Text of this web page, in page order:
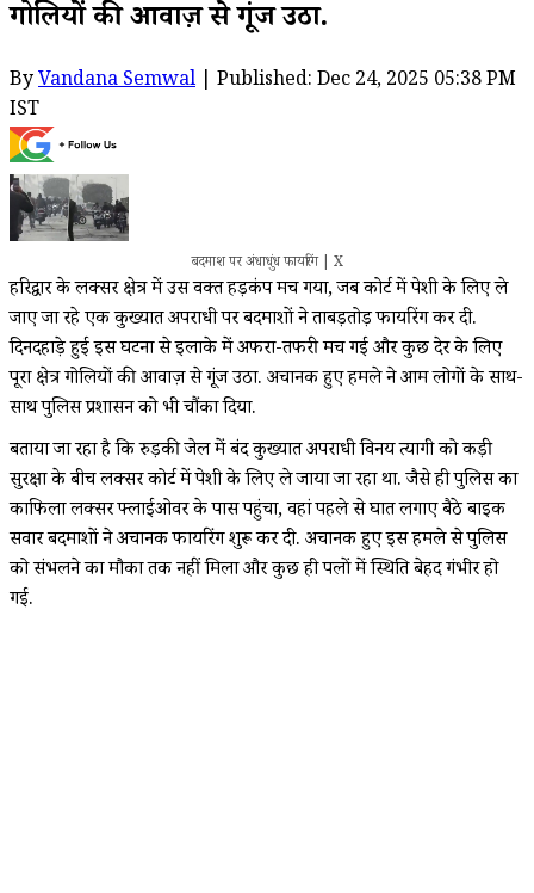
गोलियों की आवाज़ से गूंज उठा.
ByVandana Semwal | Published: Dec 24, 2025 05:38 PM
IST
बदमाश पर अंधाधुंध फायरिंग | X
हरिद्वार के लक्सर क्षेत्र में उस वक्त हड़कंप मच गया, जब कोर्ट में पेशी के लिए ले
जाए जा रहे एक कुख्यात अपराधी पर बदमाशों ने ताबड़तोड़ फायरिंग कर दी.
दिनदहाड़े हुई इस घटना से इलाके में अफरा-तफरी मच गई और कुछ देर के लिए
पूरा क्षेत्र गोलियों की आवाज़ से गूंज उठा. अचानक हुए हमले ने आम लोगों के साथ-
साथ पुलिस प्रशासन को भी चौंका दिया.
बताया जा रहा है कि रुड़की जेल में बंद कुख्यात अपराधी विनय त्यागी को कड़ी
सुरक्षा के बीच लक्सर कोर्ट में पेशी के लिए ले जाया जा रहा था. जैसे ही पुलिस का
काफिला लक्सर फ्लाईओवर के पास पहुंचा, वहां पहले से घात लगाए बैठे बाइक
सवार बदमाशों ने अचानक फायरिंग शुरू कर दी. अचानक हुए इस हमले से पुलिस
को संभलने का मौका तक नहीं मिला और कुछ ही पलों में स्थिति बेहद गंभीर हो
गई.